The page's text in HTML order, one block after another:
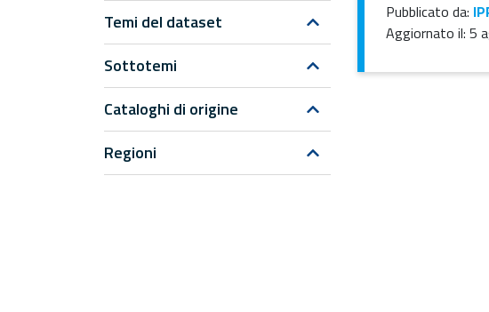
Temi del dataset
Sottotemi
Cataloghi di origine
Regioni
Pubblicato da:
Aggiornato il: 5